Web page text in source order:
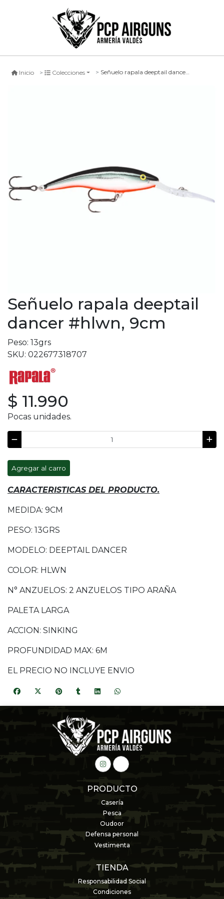
Inicio Colecciones Señuelo rapala deeptail dancer #hlwn, 9cm
Señuelo rapala deeptail
dancer #hlwn, 9cm
Peso: 13grs
SKU: 022677318707
$ 11.990
Pocas unidades.
Agregar al carro
CARACTERISTICAS DEL PRODUCTO.
MEDIDA: 9CM
PESO: 13GRS
MODELO: DEEPTAIL DANCER
COLOR: HLWN
N° ANZUELOS: 2 ANZUELOS TIPO ARAÑA
PALETA LARGA
ACCION: SINKING
PROFUNDIDAD MAX: 6M
EL PRECIO NO INCLUYE ENVIO
PRODUCTO
Casería
Pesca
Oudoor
Defensa personal
Vestimenta
TIENDA
Responsabilidad Social
Condiciones